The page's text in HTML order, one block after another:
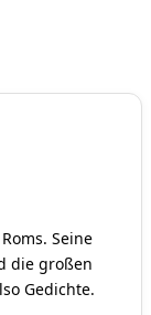
Seine
die großen
Gedichte.